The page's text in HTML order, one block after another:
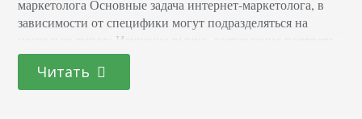
маркетолога Основные задача интернет-маркетолога, в
зависимости от специфики могут подразделяться на
несколько типов: Изучение рынка, составление портрета
покупательской персоны — поиск целевой аудитории,
которая заинтересована в продукте или услуге. Разработка
новых продуктов, услуг, которые ориентированы на
Читать